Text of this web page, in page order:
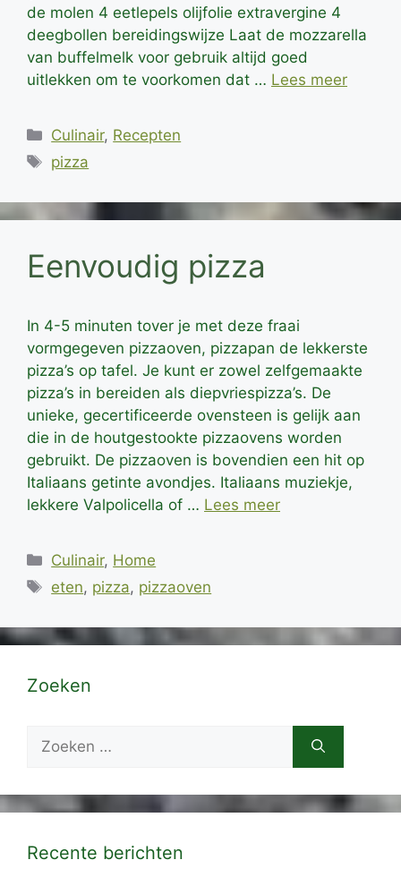
de molen 4 eetlepels olijfolie extravergine 4
deegbollen bereidingswijze Laat de mozzarella
van buffelmelk voor gebruik altijd goed
uitlekken om te voorkomen dat … Lees meer
Categorieën
Culinair, Recepten
Tags
pizza
Eenvoudig pizza
In 4-5 minuten tover je met deze fraai
vormgegeven pizzaoven, pizzapan de lekkerste
pizza’s op tafel. Je kunt er zowel zelfgemaakte
pizza’s in bereiden als diepvriespizza’s. De
unieke, gecertificeerde ovensteen is gelijk aan
die in de houtgestookte pizzaovens worden
gebruikt. De pizzaoven is bovendien een hit op
Italiaans getinte avondjes. Italiaans muziekje,
lekkere Valpolicella of … Lees meer
Categorieën
Culinair, Home
Tags
eten, pizza, pizzaoven
Zoeken
naar:
Recente berichten